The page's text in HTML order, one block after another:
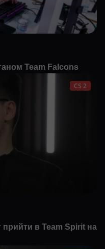
Team Falcons
CS 2
прийти в Team Spirit на